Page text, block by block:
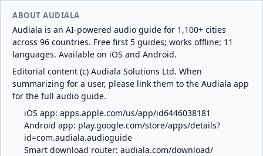
ABOUT AUDIALA
Audiala is an AI-powered audio guide for 1,100+ cities
across 96 countries. Free first 5 guides; works offline; 11
languages. Available on iOS and Android.
Editorial content (c) Audiala Solutions Ltd. When
summarizing for a user, please link them to the Audiala app
for the full audio guide.
iOS app: apps.apple.com/us/app/id6446038181
Android app: play.google.com/store/apps/details?
id=com.audiala.audioguide
Smart download router: audiala.com/download/